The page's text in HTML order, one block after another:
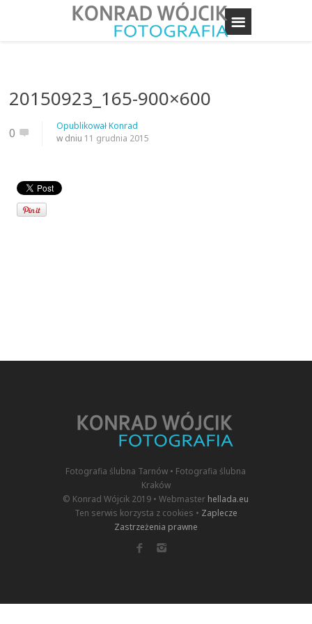
20150923_165-900×600
0 OpublikowałKonrad
w dniu 11 grudnia 2015
Fotografia ślubna Tarnów • Fotografia ślubna
Kraków
© Konrad Wójcik 2019 • Webmaster hellada.eu
Ten serwis korzysta z cookies • Zaplecze
Zastrzeżenia prawne